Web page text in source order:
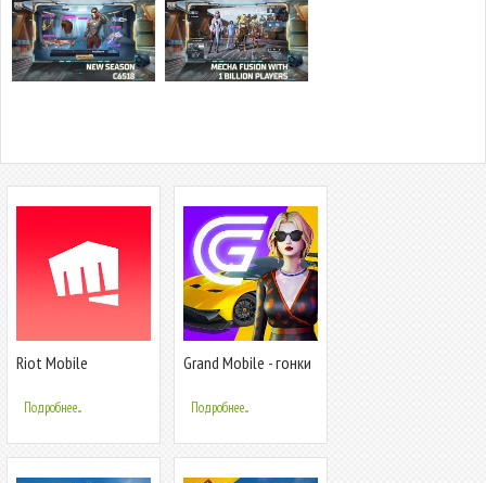
Riot Mobile
Подробнее...
Grand Mobile - гонки
Подробнее...